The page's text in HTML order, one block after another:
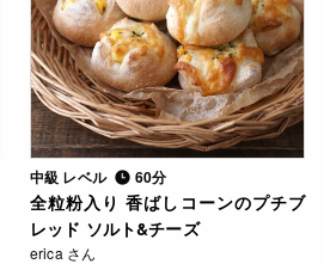
中級 レベル 60分
全粒粉入り 香ばしコーンのプチブ
レッド ソルト&チーズ
erica さん